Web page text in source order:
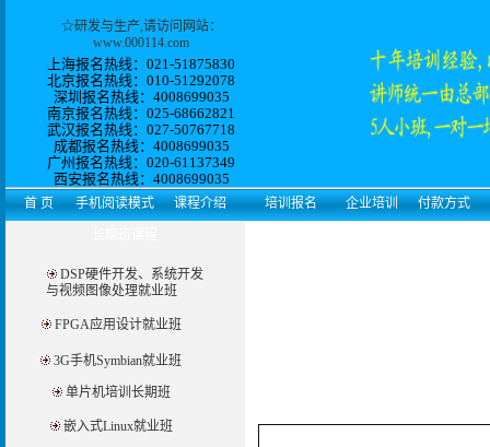
☆研发与生产,请访问网站：
www.000114.com
上海报名热线：021-51875830
北京报名热线：010-51292078
深圳报名热线：4008699035
南京报名热线：025-68662821
武汉报名热线：027-50767718
成都报名热线：4008699035
广州报名热线： 020-61137349
西安报名热线： 4008699035
首 页 手机阅读模式 课程介绍 培训报名 企业培训 付款方式
DSP硬件开发、系统开发
与视频图像处理就业班
FPGA应用设计就业班
3G手机Symbian就业班
单片机培训长期班
嵌入式Linux就业班